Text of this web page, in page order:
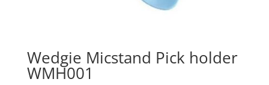
Wedgie Micstand Pick holder
WMH001